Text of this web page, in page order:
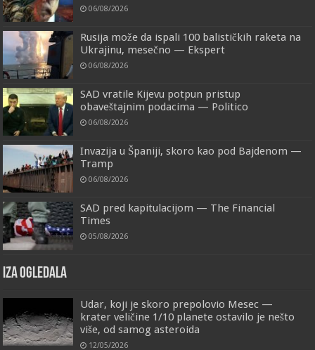
06/08/2026
Rusija može da ispali 100 balističkih raketa na
Ukrajinu, mesečno — Ekspert
06/08/2026
SAD vratile Kijevu potpun pristup
obaveštajnim podacima — Politico
06/08/2026
Invazija u Španiji, skoro kao pod Bajdenom —
Tramp
06/08/2026
SAD pred kapitulacijom — The Financial
Times
05/08/2026
IZA OGLEDALA
Udar, koji je skoro prepolovio Mesec —
krater veličine 1/10 planete ostavilo je nešto
više, od samog asteroida
12/05/2026